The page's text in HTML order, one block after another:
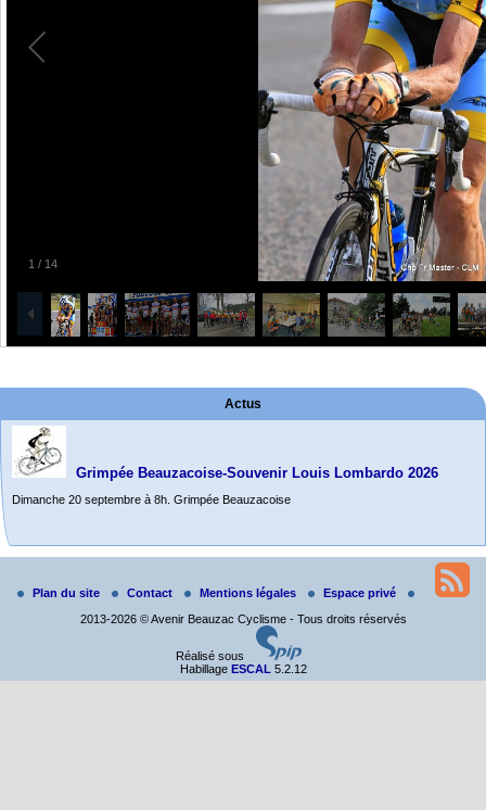
1 / 14
Actus
Grimpée Beauzacoise-Souvenir Louis Lombardo 2026
Dimanche 20 septembre à 8h. Grimpée Beauzacoise
Randonnée itinérante dans l’Aveyron.
Du 19 au 21 juin
Plan du site Contact Mentions légales
Espace privé
2013-2026 © Avenir Beauzac Cyclisme - Tous droits réservés
Réalisé sous
Habillage ESCAL 5.2.12